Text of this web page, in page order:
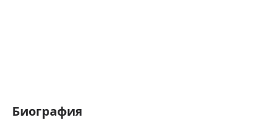
Биография